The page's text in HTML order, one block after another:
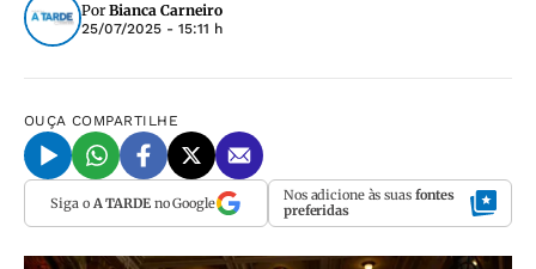
Por Bianca Carneiro
25/07/2025 - 15:11 h
OUÇA COMPARTILHE
Siga o A TARDEno Google Nos adicione às suas fontes
preferidas